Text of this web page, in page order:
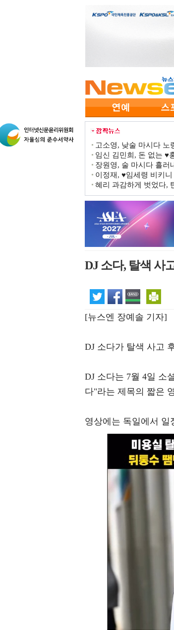
고소영, 낮술 마시다 노
임신 김민희, 돈 없는 ♥
장원영, 술 마시다 흘
이정재, ♥임세령 비키
혜리 과감하게 벗었다,
DJ 소다, 탈색 사
[뉴스엔 장예솔 기자]
DJ 소다가 탈색 사고
DJ 소다는 7월 4일 소
다"라는 제목의 짧은
영상에는 독일에서 일